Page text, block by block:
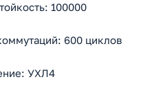
100000
600 циклов
УХЛ4